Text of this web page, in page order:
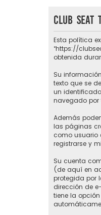
Club Seat
Esta política
“https://
obtenida
Su
texto que se
un
navegado por
Además
las páginas
como usuario
registrarse y
Su cuenta
(de aquí en
protegida por
dirección de
tiene la